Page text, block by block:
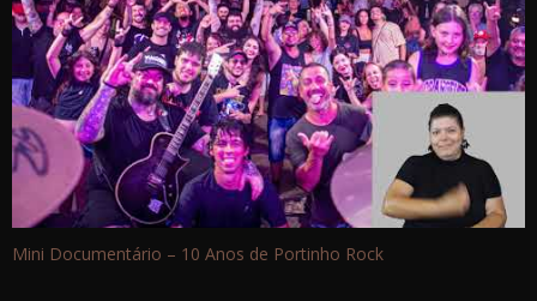
Mini Documentário – 10 Anos de Portinho Rock